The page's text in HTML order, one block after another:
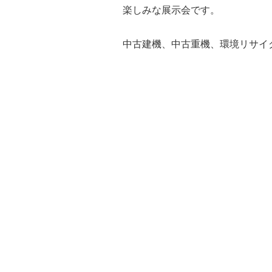
楽しみな展示会です。
中古建機、中古重機、環境リサイ